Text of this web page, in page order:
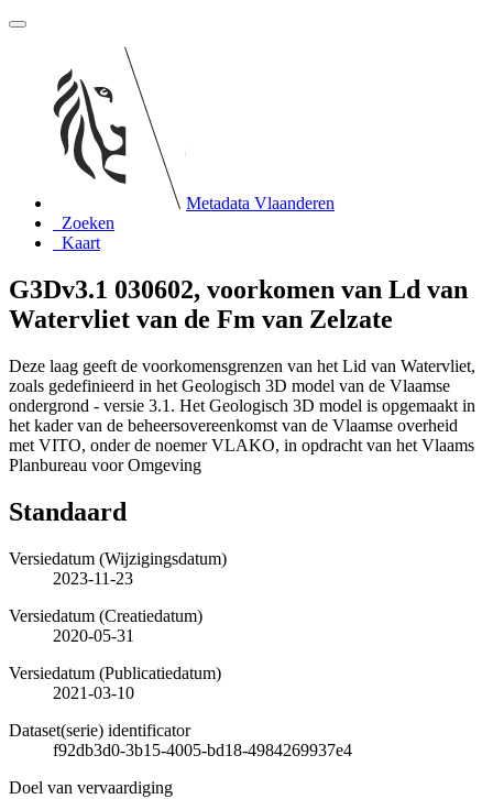
Metadata Vlaanderen
Zoeken
Kaart
G3Dv3.1 030602, voorkomen van Ld van
Watervliet van de Fm van Zelzate
Deze laag geeft de voorkomensgrenzen van het Lid van Watervliet,
zoals gedefinieerd in het Geologisch 3D model van de Vlaamse
ondergrond - versie 3.1. Het Geologisch 3D model is opgemaakt in
het kader van de beheersovereenkomst van de Vlaamse overheid
met VITO, onder de noemer VLAKO, in opdracht van het Vlaams
Planbureau voor Omgeving
Standaard
Versiedatum (Wijzigingsdatum)
2023-11-23
Versiedatum (Creatiedatum)
2020-05-31
Versiedatum (Publicatiedatum)
2021-03-10
Dataset(serie) identificator
f92db3d0-3b15-4005-bd18-4984269937e4
Doel van vervaardiging